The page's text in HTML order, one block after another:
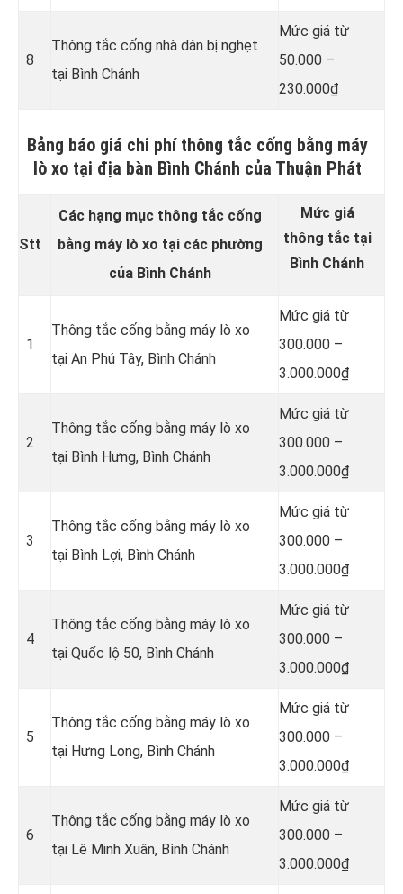
8
Thông tắc cống nhà dân bị nghẹt
tại Bình Chánh
Mức giá từ
50.000 –
230.000₫
Bảng báo giá chi phí thông tắc cống bằng máy
lò xo tại địa bàn Bình Chánh của Thuận Phát
Stt
Các hạng mục thông tắc cống
bằng máy lò xo tại các phường
của Bình Chánh
Mức giá
thông tắc tại
Bình Chánh
1
Thông tắc cống bằng máy lò xo
tại An Phú Tây, Bình Chánh
Mức giá từ
300.000 –
3.000.000₫
2
Thông tắc cống bằng máy lò xo
tại Bình Hưng, Bình Chánh
Mức giá từ
300.000 –
3.000.000₫
3
Thông tắc cống bằng máy lò xo
tại Bình Lợi, Bình Chánh
Mức giá từ
300.000 –
3.000.000₫
4
Thông tắc cống bằng máy lò xo
tại Quốc lộ 50, Bình Chánh
Mức giá từ
300.000 –
3.000.000₫
5
Thông tắc cống bằng máy lò xo
tại Hưng Long, Bình Chánh
Mức giá từ
300.000 –
3.000.000₫
6
Thông tắc cống bằng máy lò xo
tại Lê Minh Xuân, Bình Chánh
Mức giá từ
300.000 –
3.000.000₫